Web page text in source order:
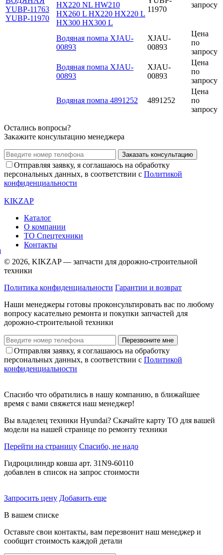
HX220 NL HW210
HX260 L HX220 HX220 L
HX300 HX300 L
11970
запросу
Водяная помпа XJAU-
00893
XJAU-
00893
Цена
по
запросу
Водяная помпа XJAU-
00893
XJAU-
00893
Цена
по
запросу
Водяная помпа 4891252 4891252
Цена
по
запросу
Остались вопросы?
Закажите консультацию менеджера
Заказать консультацию
Отправляя заявку, я соглашаюсь на обработку
персональных данных, в соответствии с Политикой
конфиденциальности
KIKZAP
Каталог
О компании
ТО Спецтехники
Контакты
© 2026, KIKZAP — запчасти для дорожно-строительной
техники
Политика конфиденциальности Гарантии и возврат
Наши менеджеры готовы проконсультировать вас по любому
вопросу касательно ремонта и покупки запчастей для
дорожно-строительной техники
Перезвоните мне
Отправляя заявку, я соглашаюсь на обработку
персональных данных, в соответствии с Политикой
конфиденциальности
Спасибо что обратились в нашу компанию, в ближайшее
время с вами свяжется наш менеджер!
Вы владелец техники Hyundai? Скачайте карту ТО для вашей
модели на нашей странице по ремонту техники
Перейти на страницу Спасибо, не надо
Гидроцилиндр ковша арт. 31N9-60110
добавлен в список на запрос стоимости
Запросить цену Добавить еще
В вашем списке
Оставьте свои контакты, вам перезвонит наш менеджер и
сообщит стоимость каждой детали